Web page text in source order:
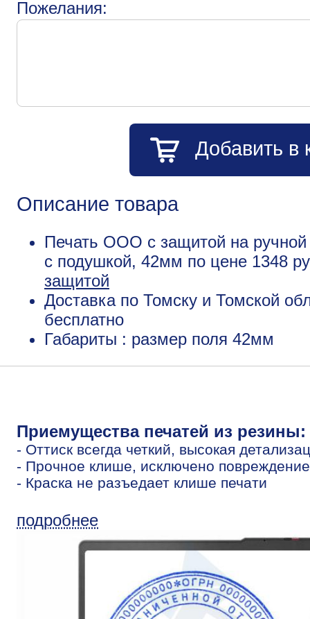
Пожелания:
Добавить в
Описание товара
Печать ООО с защитой на
с подушкой, 42мм по цене 1348
защитой
Доставка по Томску и Томской
бесплатно
Габариты : размер поля 42мм
Приемущества печатей из резины:
- Оттиск всегда четкий, высокая
- Прочное клише, исключено
- Краска не разъедает клише печати
подробнее